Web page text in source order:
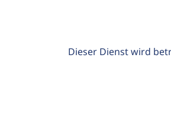
Dieser Dienst wird